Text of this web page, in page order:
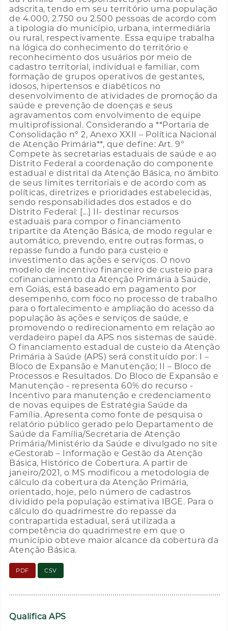
adscrita, tendo em seu território uma população
de 4.000, 2.750 ou 2.500 pessoas de acordo com
a tipologia do município, urbana, intermediária
ou rural, respectivamente. Essa equipe trabalha
na lógica do conhecimento do território e
reconhecimento dos usuários por meio de
cadastro territorial, individual e familiar, com
formação de grupos operativos de gestantes,
idosos, hipertensos e diabéticos no
desenvolvimento de atividades de promoção da
saúde e prevenção de doenças e seus
agravamentos com envolvimento de equipe
multiprofissional. Considerando a **Portaria de
Consolidação nº 2, Anexo XXII – Política Nacional
de Atenção Primária**, que define: Art. 9º
Compete às secretarias estaduais de saúde e ao
Distrito Federal a coordenação do componente
estadual e distrital da Atenção Básica, no âmbito
de seus limites territoriais e de acordo com as
políticas, diretrizes e prioridades estabelecidas,
sendo responsabilidades dos estados e do
Distrito Federal: [...] II- destinar recursos
estaduais para compor o financiamento
tripartite da Atenção Básica, de modo regular e
automático, prevendo, entre outras formas, o
repasse fundo a fundo para custeio e
investimento das ações e serviços. O novo
modelo de incentivo financeiro de custeio para
cofinanciamento da Atenção Primária à Saúde,
em Goiás, está baseado em pagamento por
desempenho, com foco no processo de trabalho
para o fortalecimento e ampliação do acesso da
população às ações e serviços de saúde, e
promovendo o redirecionamento em relação ao
verdadeiro papel da APS nos sistemas de saúde.
O financiamento estadual de custeio da Atenção
Primária à Saúde (APS) será constituído por: I –
Bloco de Expansão e Manutenção; II – Bloco de
Processos e Resultados. Do Bloco de Expansão e
Manutenção - representa 60% do recurso -
Incentivo para manutenção e credenciamento
de novas equipes de Estratégia Saúde da
Família. Apresenta como fonte de pesquisa o
relatório público gerado pelo Departamento de
Saúde da Família/Secretaria de Atenção
Primária/Ministério da Saúde e divulgado no site
eGestorab – Informação e Gestão da Atenção
Básica, Histórico de Cobertura. A partir de
janeiro/2021, o MS modificou a metodologia de
cálculo da cobertura da Atenção Primária,
orientado, hoje, pelo número de cadastros
dividido pela população estimativa IBGE. Para o
cálculo do quadrimestre do repasse da
contrapartida estadual, será utilizada a
competência do quadrimestre em que o
município obteve maior alcance da cobertura da
Atenção Básica.
PDF CSV
Qualifica APS